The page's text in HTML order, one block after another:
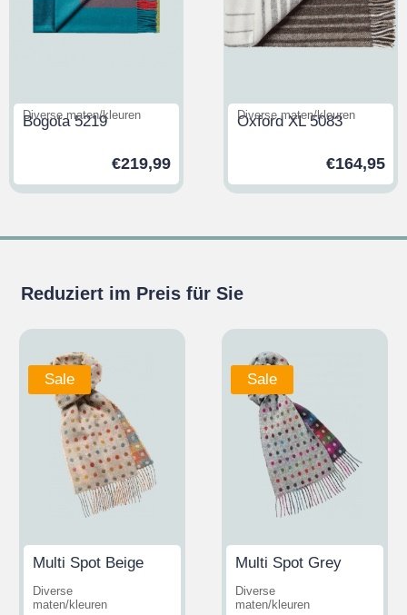
Bogota 5219
Diverse maten/kleuren
€219,99
Oxford XL 5083
Diverse maten/kleuren
€164,95
Reduziert im Preis für Sie
Sale
Multi Spot Beige
Diverse
maten/kleuren
Sale
Multi Spot Grey
Diverse
maten/kleuren